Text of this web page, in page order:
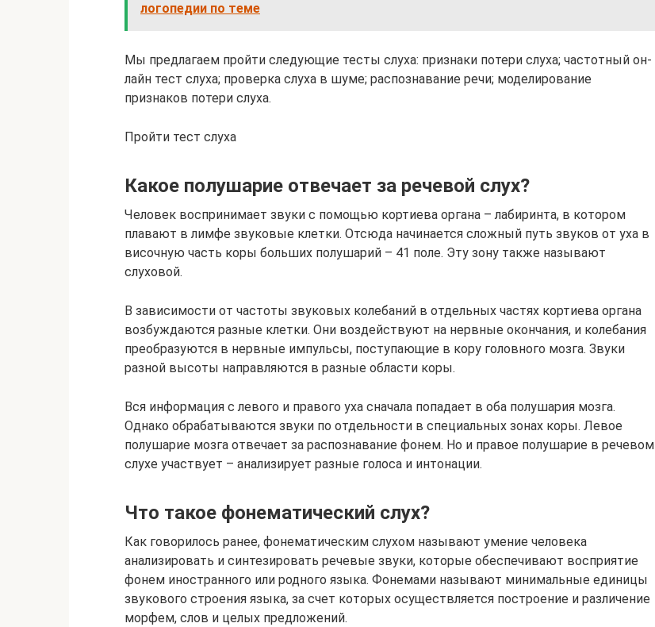
логопедии по теме
Мы предлагаем пройти следующие тесты слуха: признаки потери слуха; частотный он-
лайн тест слуха; проверка слуха в шуме; распознавание речи; моделирование
признаков потери слуха.
Пройти тест слуха
Какое полушарие отвечает за речевой слух?
Человек воспринимает звуки с помощью кортиева органа – лабиринта, в котором
плавают в лимфе звуковые клетки. Отсюда начинается сложный путь звуков от уха в
височную часть коры больших полушарий – 41 поле. Эту зону также называют
слуховой.
В зависимости от частоты звуковых колебаний в отдельных частях кортиева органа
возбуждаются разные клетки. Они воздействуют на нервные окончания, и колебания
преобразуются в нервные импульсы, поступающие в кору головного мозга. Звуки
разной высоты направляются в разные области коры.
Вся информация с левого и правого уха сначала попадает в оба полушария мозга.
Однако обрабатываются звуки по отдельности в специальных зонах коры. Левое
полушарие мозга отвечает за распознавание фонем. Но и правое полушарие в речевом
слухе участвует – анализирует разные голоса и интонации.
Что такое фонематический слух?
Как говорилось ранее, фонематическим слухом называют умение человека
анализировать и синтезировать речевые звуки, которые обеспечивают восприятие
фонем иностранного или родного языка. Фонемами называют минимальные единицы
звукового строения языка, за счет которых осуществляется построение и различение
морфем, слов и целых предложений.